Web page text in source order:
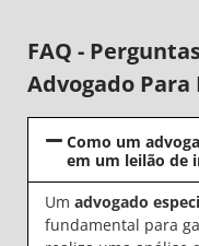
FAQ -
Advogado
Como um
em um leilão de
Um advogado
fundamental para